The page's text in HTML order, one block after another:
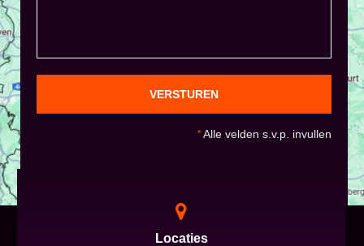
VERSTUREN
*Alle velden s.v.p. invullen
Locaties